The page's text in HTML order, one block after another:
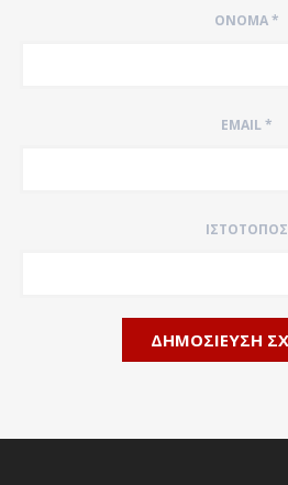
ΌΝΟΜΑ*
EMAIL*
ΙΣΤΌΤΟΠΟΣ